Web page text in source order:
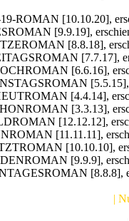
ROMAN [10.10.20],
[9.9.19],
[8.8.18],
[7.7.17],
[6.6.16],
[5.5.15],
[4.4.14],
[3.3.13],
[12.12.12],
[11.11.11],
[10.10.10],
[9.9.9],
[8.8.8],
|